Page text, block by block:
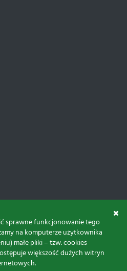
sprawne funkcjonowanie tego
na komputerze użytkownika
małe pliki – tzw. cookies
większość dużych witryn